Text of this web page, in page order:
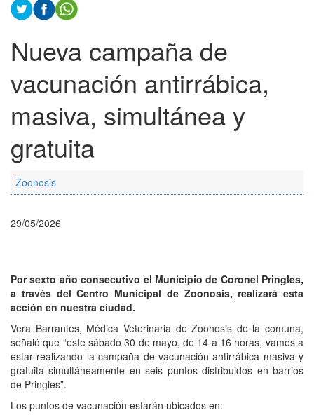
Nueva campaña de
vacunación antirrábica,
masiva, simultánea y
gratuita
Zoonosis
29/05/2026
Por sexto año consecutivo el Municipio de Coronel Pringles,
a través del Centro Municipal de Zoonosis, realizará esta
acción en nuestra ciudad.
Vera Barrantes, Médica Veterinaria de Zoonosis de la comuna,
señaló que “este sábado 30 de mayo, de 14 a 16 horas, vamos a
estar realizando la campaña de vacunación antirrábica masiva y
gratuita simultáneamente en seis puntos distribuidos en barrios
de Pringles”.
Los puntos de vacunación estarán ubicados en: